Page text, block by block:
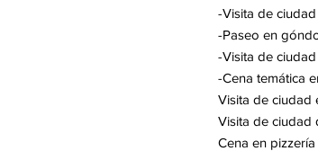
-Visita de
-Paseo en
-Visita de ciudad
-Cena temática
Visita de ciudad
Visita de ciudad
Cena en pizzería